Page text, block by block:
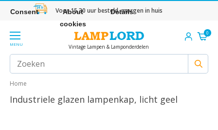
Voor 15.30 uur besteld, morgen in huis
MENU Vintage Lampen & Lamponderdelen
0
Home
Industriele glazen lampenkap, licht geel
Consent
About
cookies
Details